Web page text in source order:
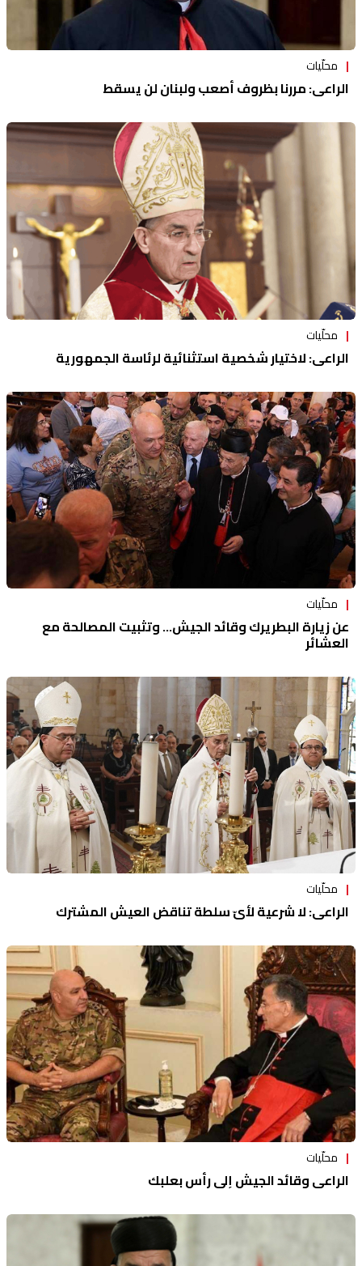
محلّيات
الراعي: مررنا بظروف أصعب ولبنان لن يسقط
محلّيات
الراعي: لاختيار شخصية استثنائية لرئاسة الجمهورية
محلّيات
عن زيارة البطريرك وقائد الجيش... وتثبيت المصالحة مع
العشائر
محلّيات
الراعي: لا شرعية لأيّ سلطة تناقض العيش المشترك
محلّيات
الراعي وقائد الجيش إلى رأس بعلبك